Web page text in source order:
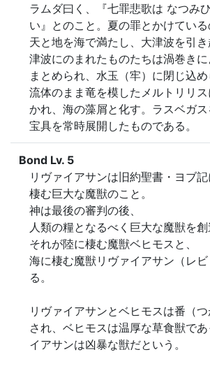
ラムダ曰く、『七罪悲歌は なつみ
い』とのこと。夏の罪とかけてい
天と地を海で満たし、大津波を引き
津波にのまれたものたちは渦巻き
まとめられ、水玉（牢）に閉じ込
流体のまま竜を模したメルトリリ
かれ、海の藻屑と化す。ラスベガ
宝具を常時展開したものである。
Bond Lv. 5
リヴァイアサンは旧約聖書・ヨブ
棲む巨大な魔獣のこと。
神は最後の審判の後、
人類の糧となるべく巨大な魔獣を創
それが陸に棲む魔獣ベヒモスと、
海に棲む魔獣リヴァイアサン（レ
る。
リヴァイアサンとベヒモスは番（
され、ベヒモスは温厚な草食獣で
イアサンは凶暴な獣だという。